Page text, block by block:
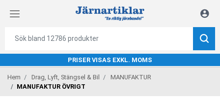
PRISER VISAS EXKL. MOMS
Hem Drag, Lyft, Stängsel & Bil
MANUFAKTUR
MANUFAKTUR ÖVRIGT